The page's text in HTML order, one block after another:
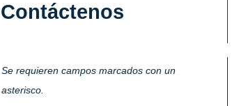
Contáctenos
Se requieren campos marcados con un
asterisco.